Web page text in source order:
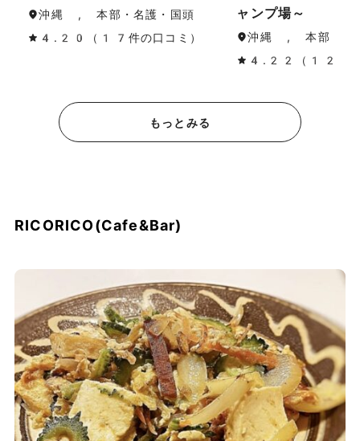
沖縄 , 本部・名護・国頭
4.20（17件の口コミ）
ャンプ場～
沖縄 , 本部・名
4.22（12件の
もっとみる
RICORICO(Cafe&Bar)